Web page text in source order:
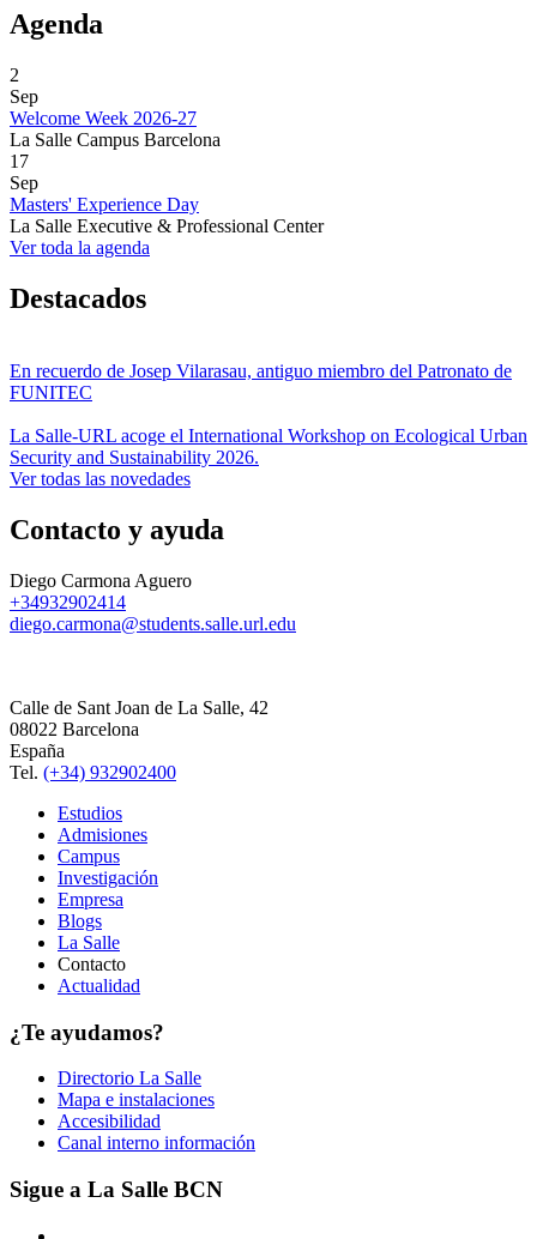
Agenda
2
Sep
Welcome Week 2026-27
La Salle Campus Barcelona
17
Sep
Masters' Experience Day
La Salle Executive & Professional Center
Ver toda la agenda
Destacados
En recuerdo de Josep Vilarasau, antiguo miembro del Patronato de
FUNITEC
La Salle-URL acoge el International Workshop on Ecological Urban
Security and Sustainability 2026.
Ver todas las novedades
Contacto y ayuda
Diego Carmona Aguero
+34932902414
diego.carmona@students.salle.url.edu
Calle de Sant Joan de La Salle, 42
08022 Barcelona
España
Tel. (+34) 932902400
Estudios
Admisiones
Campus
Investigación
Empresa
Blogs
La Salle
Contacto
Actualidad
¿Te ayudamos?
Directorio La Salle
Mapa e instalaciones
Accesibilidad
Canal interno información
Sigue a La Salle BCN